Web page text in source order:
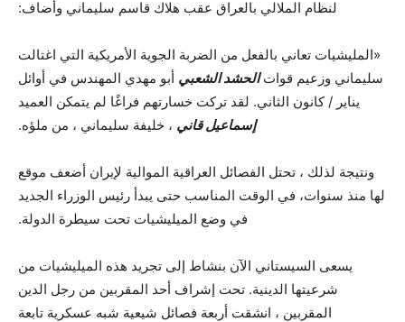
لنظام الملالي بالعراق عقب هلاك قاسم سليماني وأضاف:
«المليشيات تعاني بالفعل من الضربة الجوية الأمريكية التي اغتالت
سليماني وزعيم قواتالحشد الشعبي أبو مهدي المهندس في أوائل
يناير / كانون الثاني. لقد تركت خسارتهم فراغًا لم يتمكن العميد
إسماعيل قاني ، خليفة سليماني ، من ملؤه.
ونتيجة لذلك ، تحتل الفصائل العراقية الموالية لإيران أضعف موقع
لها منذ سنوات، في الوقت المناسب حتى يبدأ رئيس الوزراء الجديد
في وضع الميليشيات تحت سيطرة الدولة.
يسعى السيستاني الآن بنشاط إلى تجريد هذه الميليشيات من
شرعيتها الدينية. تحت إشراف أحد المقربين من رجل الدين
المقربين ، انشقت أربعة فصائل شيعية شبه عسكرية تابعة